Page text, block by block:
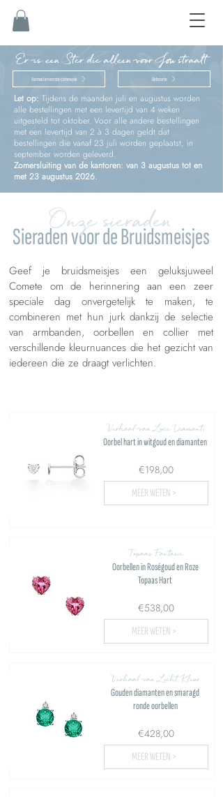
Er is een Ster die alleen voor Jou straalt
Vormsel en eerste communie Geboorte
Let op: Tijdens de maanden juli en augustus worden
alle bestellingen met een levertijd van 4 weken
uitgesteld tot oktober. Voor alle andere bestellingen
met een levertijd van 2 à 3 dagen geldt dat
bestellingen die vanaf 23 juli worden geplaatst, in
september worden geleverd.
Zomersluiting van de kantoren: van 3 augustus tot en
met 23 augustus 2026.
Sieraden voor de Bruidsmeisjes
Onze sieraden
Geef je bruidsmeisjes een geluksjuweel
Comete om de herinnering aan een zeer
speciale dag onvergetelijk te maken, te
combineren met hun jurk dankzij de selectie
van armbanden, oorbellen en collier met
verschillende kleurnuances die het gezicht van
iedereen die ze draagt verlichten.
Verhaal van Luce Diamanti
Oorbel hart in witgoud en diamanten
€198,00
MEER WETEN >
Topaas Fantasie
Oorbellen in Roségoud en Roze
Topaas Hart
€538,00
MEER WETEN >
Verhaal van Licht Kleur
Gouden diamanten en smaragd
ronde oorbellen
€428,00
MEER WETEN >